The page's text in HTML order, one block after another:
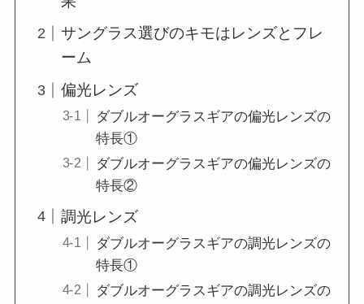
サングラス選びのキモはレンズとフレ
ーム
偏光レンズ
ダブルオーグラスギアの偏光レンズの
特長①
ダブルオーグラスギアの偏光レンズの
特長②
調光レンズ
ダブルオーグラスギアの調光レンズの
特長①
ダブルオーグラスギアの調光レンズの